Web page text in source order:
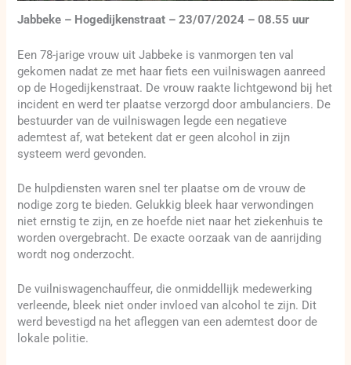
Jabbeke – Hogedijkenstraat – 23/07/2024 – 08.55 uur
Een 78-jarige vrouw uit Jabbeke is vanmorgen ten val
gekomen nadat ze met haar fiets een vuilniswagen aanreed
op de Hogedijkenstraat. De vrouw raakte lichtgewond bij het
incident en werd ter plaatse verzorgd door ambulanciers. De
bestuurder van de vuilniswagen legde een negatieve
ademtest af, wat betekent dat er geen alcohol in zijn
systeem werd gevonden.
De hulpdiensten waren snel ter plaatse om de vrouw de
nodige zorg te bieden. Gelukkig bleek haar verwondingen
niet ernstig te zijn, en ze hoefde niet naar het ziekenhuis te
worden overgebracht. De exacte oorzaak van de aanrijding
wordt nog onderzocht.
De vuilniswagenchauffeur, die onmiddellijk medewerking
verleende, bleek niet onder invloed van alcohol te zijn. Dit
werd bevestigd na het afleggen van een ademtest door de
lokale politie.